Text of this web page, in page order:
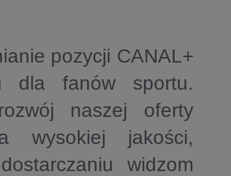
pozycji CANAL+
dla fanów sportu.
naszej oferty
wysokiej jakości,
widzom